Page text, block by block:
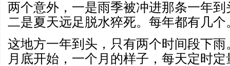
两个意外，一是雨季被冲进那条一年
二是夏天远足脱水猝死。每年都有几个
这地方一年到头，只有两个时间段下
月底开始，一个月的样子，每天定时